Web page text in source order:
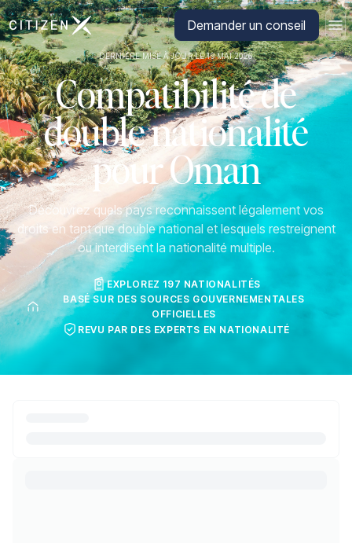
Aller à la page d'accueil de CitizenXDemander un conseil
DERNIÈRE MISE À JOUR LE 19 MAI 2026
Compatibilité de
double nationalité
pour Oman
Découvrez quels pays reconnaissent légalement vos
droits en tant que double national et lesquels restreignent
ou interdisent la nationalité multiple.
EXPLOREZ 197 NATIONALITÉS
BASÉ SUR DES SOURCES GOUVERNEMENTALES
OFFICIELLES
REVU PAR DES EXPERTS EN NATIONALITÉ